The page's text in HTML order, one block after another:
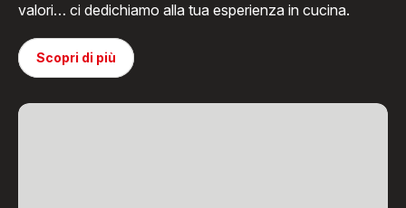
valori… ci dedichiamo alla tua esperienza in cucina.
Scopri di più